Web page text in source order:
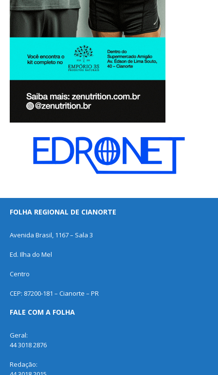
FOLHA REGIONAL DE CIANORTE
Avenida Brasil, 1167 – Sala 3
Ed. Ilha do Mel
Centro
CEP: 87200-181 – Cianorte – PR
FALE COM A FOLHA
Geral:
44 3018 2876
Redação: